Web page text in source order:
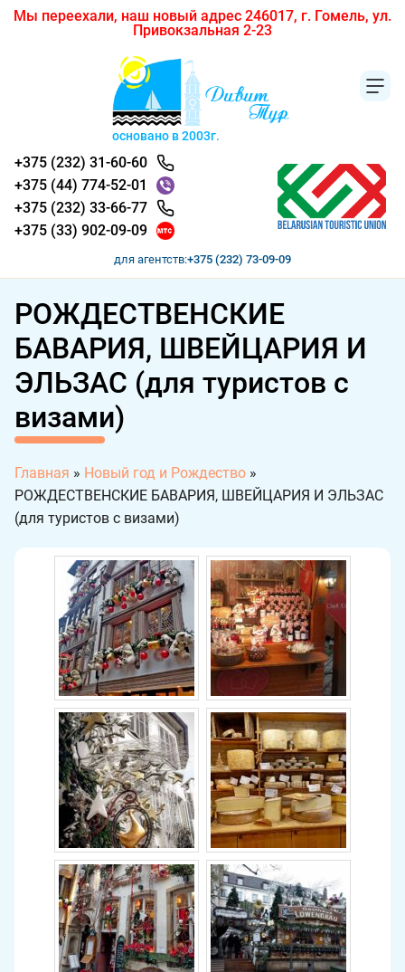
Мы переехали, наш новый адрес 246017, г. Гомель, ул.
Привокзальная 2-23
основано в 2003г.
+375 (232) 31-60-60
+375 (44) 774-52-01
+375 (232) 33-66-77
+375 (33) 902-09-09
для агентств:+375 (232) 73-09-09
РОЖДЕСТВЕНСКИЕ
БАВАРИЯ, ШВЕЙЦАРИЯ И
ЭЛЬЗАС (для туристов с
визами)
Главная » Новый год и Рождество »
РОЖДЕСТВЕНСКИЕ БАВАРИЯ, ШВЕЙЦАРИЯ И ЭЛЬЗАС
(для туристов с визами)